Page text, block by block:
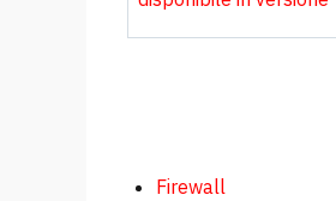
Firewall